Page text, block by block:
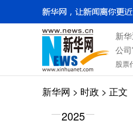
新
公司
股票
新华网 > 时政 > 正文
2025